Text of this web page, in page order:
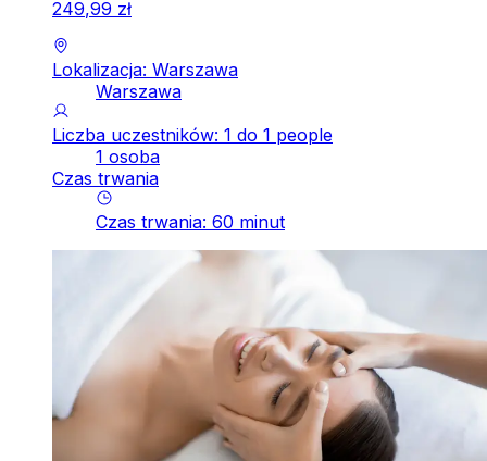
249,99 zł
Lokalizacja: Warszawa
Warszawa
Liczba uczestników: 1 do 1 people
1 osoba
Czas trwania
Czas trwania: 60 minut